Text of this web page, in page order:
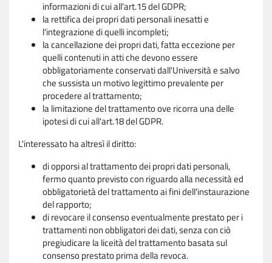
informazioni di cui all'art.15 del GDPR;
la rettifica dei propri dati personali inesatti e
l'integrazione di quelli incompleti;
la cancellazione dei propri dati, fatta eccezione per
quelli contenuti in atti che devono essere
obbligatoriamente conservati dall'Università e salvo
che sussista un motivo legittimo prevalente per
procedere al trattamento;
la limitazione del trattamento ove ricorra una delle
ipotesi di cui all'art.18 del GDPR.
L'interessato ha altresì il diritto:
di opporsi al trattamento dei propri dati personali,
fermo quanto previsto con riguardo alla necessità ed
obbligatorietà del trattamento ai fini dell'instaurazione
del rapporto;
di revocare il consenso eventualmente prestato per i
trattamenti non obbligatori dei dati, senza con ciò
pregiudicare la liceità del trattamento basata sul
consenso prestato prima della revoca.